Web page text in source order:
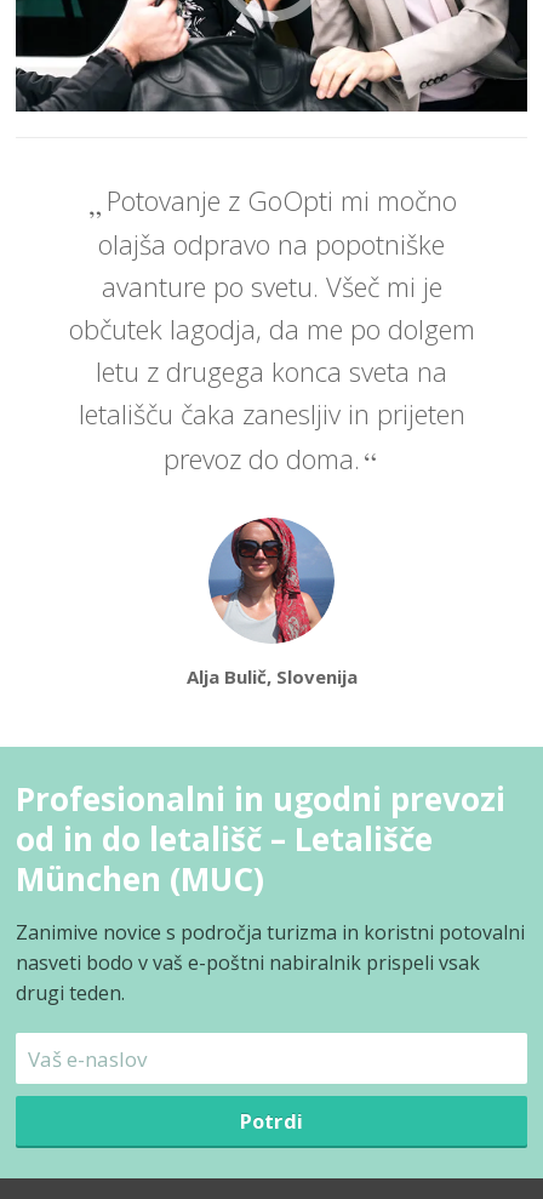
Potovanje z GoOpti mi močno
olajša odpravo na popotniške
avanture po svetu. Všeč mi je
občutek lagodja, da me po dolgem
letu z drugega konca sveta na
letališču čaka zanesljiv in prijeten
prevoz do doma.
Alja Bulič, Slovenija
Profesionalni in ugodni prevozi
od in do letališč – Letališče
München (MUC)
Zanimive novice s področja turizma in koristni potovalni
nasveti bodo v vaš e-poštni nabiralnik prispeli vsak
drugi teden.
Potrdi